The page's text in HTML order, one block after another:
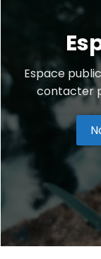
Espace
contacter